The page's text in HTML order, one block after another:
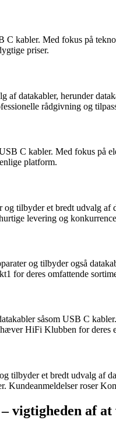
kabler. Med fokus på
priser.
af datakabler, herunder
rådgivning og
C kabler. Med fokus
platform.
tilbyder et bredt udvalg
levering og
og tilbyder også
for deres omfattende
såsom USB C
HiFi Klubben for deres
tilbyder et bredt udvalg
Kundeanmeldelser roser
vigtigheden af